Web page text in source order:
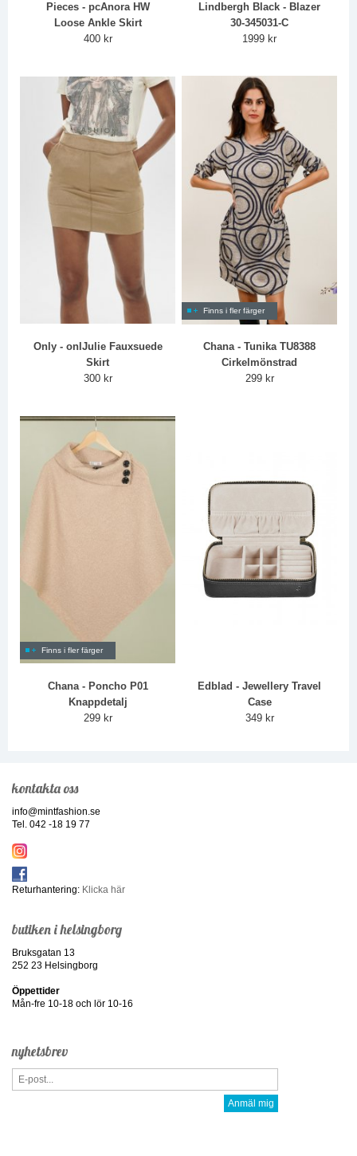
Pieces - pcAnora HW
Loose Ankle Skirt
400 kr
Lindbergh Black - Blazer
30-345031-C
1999 kr
Only - onlJulie Fauxsuede
Skirt
300 kr
Finns i fler färger
Chana - Tunika TU8388
Cirkelmönstrad
299 kr
Finns i fler färger
Chana - Poncho P01
Knappdetalj
299 kr
Edblad - Jewellery Travel
Case
349 kr
kontakta oss
info@mintfashion.se
Tel. 042 -18 19 77
Returhantering: Klicka här
butiken i helsingborg
Bruksgatan 13
252 23 Helsingborg
Öppettider
Mån-fre 10-18 och lör 10-16
nyhetsbrev
Anmäl mig